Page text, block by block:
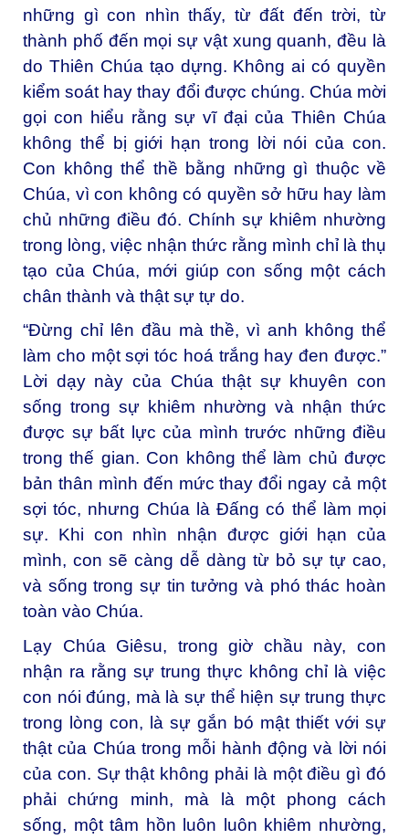
những gì con nhìn thấy, từ đất đến trời, từ
thành phố đến mọi sự vật xung quanh, đều là
do Thiên Chúa tạo dựng. Không ai có quyền
kiểm soát hay thay đổi được chúng. Chúa mời
gọi con hiểu rằng sự vĩ đại của Thiên Chúa
không thể bị giới hạn trong lời nói của con.
Con không thể thề bằng những gì thuộc về
Chúa, vì con không có quyền sở hữu hay làm
chủ những điều đó. Chính sự khiêm nhường
trong lòng, việc nhận thức rằng mình chỉ là thụ
tạo của Chúa, mới giúp con sống một cách
chân thành và thật sự tự do.
“Đừng chỉ lên đầu mà thề, vì anh không thể
làm cho một sợi tóc hoá trắng hay đen được.”
Lời dạy này của Chúa thật sự khuyên con
sống trong sự khiêm nhường và nhận thức
được sự bất lực của mình trước những điều
trong thế gian. Con không thể làm chủ được
bản thân mình đến mức thay đổi ngay cả một
sợi tóc, nhưng Chúa là Đấng có thể làm mọi
sự. Khi con nhìn nhận được giới hạn của
mình, con sẽ càng dễ dàng từ bỏ sự tự cao,
và sống trong sự tin tưởng và phó thác hoàn
toàn vào Chúa.
Lạy Chúa Giêsu, trong giờ chầu này, con
nhận ra rằng sự trung thực không chỉ là việc
con nói đúng, mà là sự thể hiện sự trung thực
trong lòng con, là sự gắn bó mật thiết với sự
thật của Chúa trong mỗi hành động và lời nói
của con. Sự thật không phải là một điều gì đó
phải chứng minh, mà là một phong cách
sống, một tâm hồn luôn luôn khiêm nhường,